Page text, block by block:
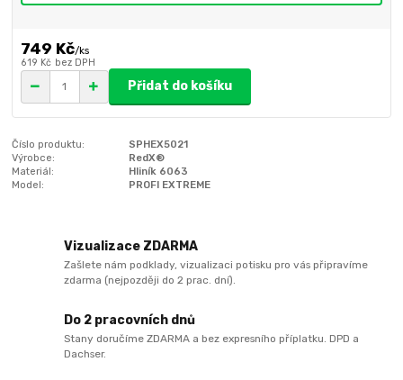
749 Kč/ks
619 Kč bez DPH
Přidat do košíku
Číslo produktu:
SPHEX5021
Výrobce:
RedX®
Materiál:
Hliník 6063
Model:
PROFI EXTREME
Vizualizace ZDARMA
Zašlete nám podklady, vizualizaci potisku pro vás připravíme
zdarma (nejpozději do 2 prac. dní).
Do 2 pracovních dnů
Stany doručíme ZDARMA a bez expresního příplatku. DPD a
Dachser.